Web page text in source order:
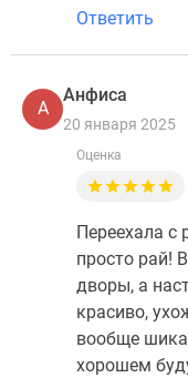
Ответить
А
Анфиса
20 января 2025
Оценка
Переехала с
просто рай!
дворы, а
красиво,
вообще
хорошем